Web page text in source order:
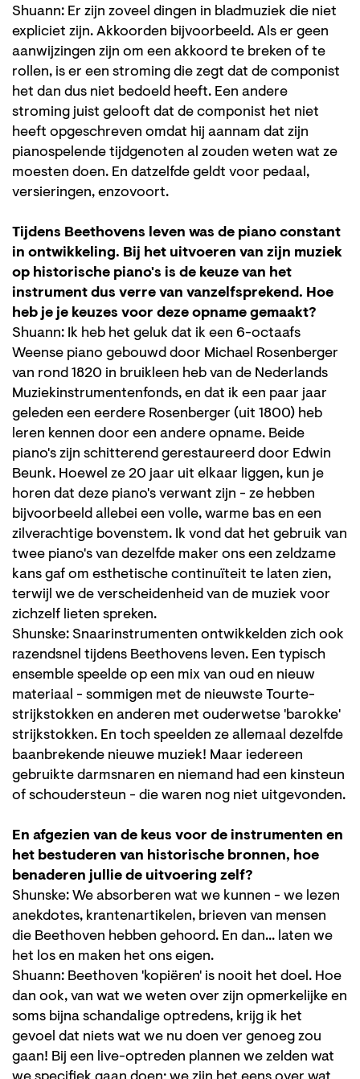
Shuann: Er zijn zoveel dingen in bladmuziek die niet
expliciet zijn. Akkoorden bijvoorbeeld. Als er geen
aanwijzingen zijn om een akkoord te breken of te
rollen, is er een stroming die zegt dat de componist
het dan dus niet bedoeld heeft. Een andere
stroming juist gelooft dat de componist het niet
heeft opgeschreven omdat hij aannam dat zijn
pianospelende tijdgenoten al zouden weten wat ze
moesten doen. En datzelfde geldt voor pedaal,
versieringen, enzovoort.
Tijdens Beethovens leven was de piano constant
in ontwikkeling. Bij het uitvoeren van zijn muziek
op historische piano's is de keuze van het
instrument dus verre van vanzelfsprekend. Hoe
heb je je keuzes voor deze opname gemaakt?
Shuann: Ik heb het geluk dat ik een 6-octaafs
Weense piano gebouwd door Michael Rosenberger
van rond 1820 in bruikleen heb van de Nederlands
Muziekinstrumentenfonds, en dat ik een paar jaar
geleden een eerdere Rosenberger (uit 1800) heb
leren kennen door een andere opname. Beide
piano's zijn schitterend gerestaureerd door Edwin
Beunk. Hoewel ze 20 jaar uit elkaar liggen, kun je
horen dat deze piano's verwant zijn - ze hebben
bijvoorbeeld allebei een volle, warme bas en een
zilverachtige bovenstem. Ik vond dat het gebruik van
twee piano's van dezelfde maker ons een zeldzame
kans gaf om esthetische continuïteit te laten zien,
terwijl we de verscheidenheid van de muziek voor
zichzelf lieten spreken.
Shunske: Snaarinstrumenten ontwikkelden zich ook
razendsnel tijdens Beethovens leven. Een typisch
ensemble speelde op een mix van oud en nieuw
materiaal - sommigen met de nieuwste Tourte-
strijkstokken en anderen met ouderwetse 'barokke'
strijkstokken. En toch speelden ze allemaal dezelfde
baanbrekende nieuwe muziek! Maar iedereen
gebruikte darmsnaren en niemand had een kinsteun
of schoudersteun - die waren nog niet uitgevonden.
En afgezien van de keus voor de instrumenten en
het bestuderen van historische bronnen, hoe
benaderen jullie de uitvoering zelf?
Shunske: We absorberen wat we kunnen - we lezen
anekdotes, krantenartikelen, brieven van mensen
die Beethoven hebben gehoord. En dan... laten we
het los en maken het ons eigen.
Shuann: Beethoven 'kopiëren' is nooit het doel. Hoe
dan ook, van wat we weten over zijn opmerkelijke en
soms bijna schandalige optredens, krijg ik het
gevoel dat niets wat we nu doen ver genoeg zou
gaan! Bij een live-optreden plannen we zelden wat